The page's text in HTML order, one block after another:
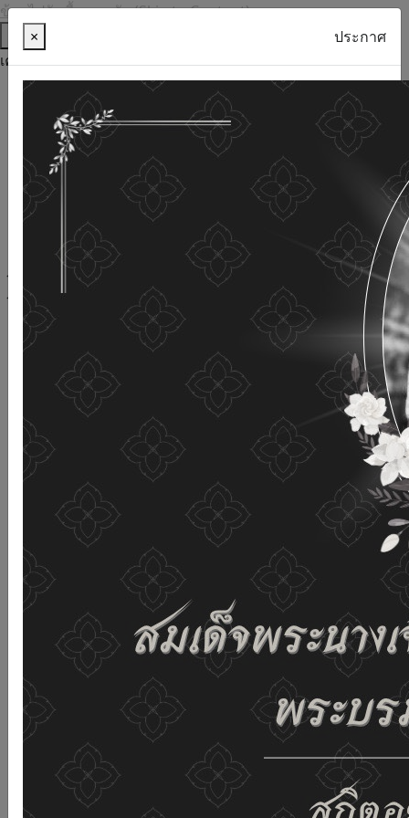
ข้ามไปยังเนื้อหาหลัก (Skip to Content)
ช่วยเหลือ
เครื่องมือการเข้าถึง
ภาษาไทย
ภาษาอังกฤษ
เพิ่มขนาดตัวอักษร
ลดขนาดตัวอักษร
ขนาดตัวอักษรปกติ
ความคมชัดสูง
ความคมชัดเชิงลบ
ความคมชัดปกติ
เปิดอ่านด้วยเสียง
ปิดอ่านด้วยเสียง
ผังเว็บไซต์
เว็บไซต์นี้ใช้คุกกี้ (Cookies)
กรมกิจการผู้สูงอายุ
ให้ความสำคัญต่อข้อมูลส่วนบุคคลของ
ท่าน เพื่อการพัฒนาและปรับปรุงเว็บไซต์ หากท่านใช้บริการ
เว็บไซต์นี้โดยไม่มีการปรับตั้งค่าใดๆ แสดงว่าท่านยินยอมที่จะ
รับคุกกี้บนเว็บไซต์ และนโยบายสิทธิส่วนบุคคลของเรา
ดูรายละเอียด ยอมรับทั้งหมด
02-659-6811 saraban@dop.mail.go.th
เปลี่ยนการแสดงผล
ก-ก
× ประกาศ